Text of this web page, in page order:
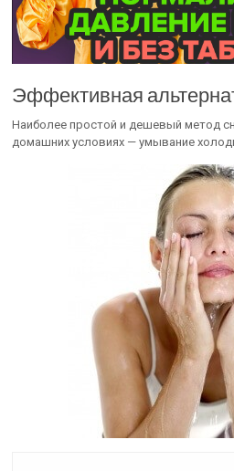
Эффективная
Наиболее простой и дешевый метод
домашних условиях — умывание